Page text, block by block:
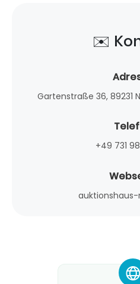
✉️
Gartenstraße 36, 89231
+49 731
*